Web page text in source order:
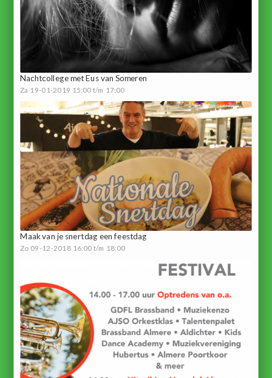
Nachtcollege met Eus van Someren
Za 19-01-2019 15:00 t/m 17:00
Maak van je snertdag een feestdag
Zo 09-12-2018 16:00 t/m 18:00